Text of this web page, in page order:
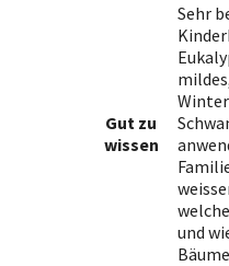
Gut zu
wissen
Sehr
und